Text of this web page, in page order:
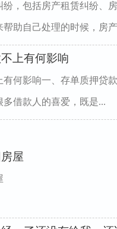
，包括房产租赁纠纷、
助自己处理的时候，房
上有何影响
何影响一、存单质押贷
借款人的喜爱，既是...
屋